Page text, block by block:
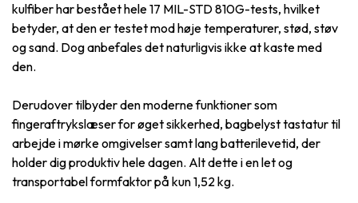
kulfiber har bestået hele 17 MIL-STD 810G-tests, hvilket
betyder, at den er testet mod høje temperaturer, stød, støv
og sand. Dog anbefales det naturligvis ikke at kaste med
den.
Derudover tilbyder den moderne funktioner som
fingeraftrykslæser for øget sikkerhed, bagbelyst tastatur til
arbejde i mørke omgivelser samt lang batterilevetid, der
holder dig produktiv hele dagen. Alt dette i en let og
transportabel formfaktor på kun 1,52 kg.